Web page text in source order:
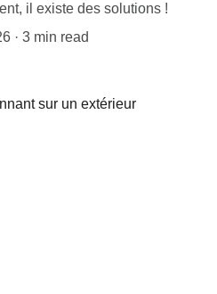
il existe des solutions !
3 min read